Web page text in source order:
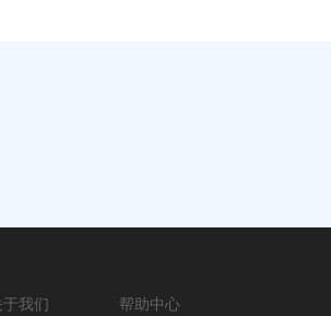
于我们 帮助中心